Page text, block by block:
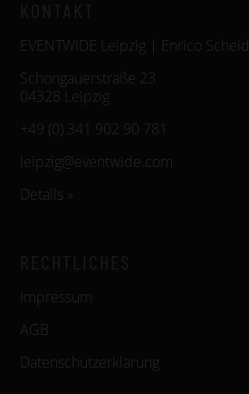
EVENTWIDE Leipzig | Enrico Scheid
Schongauerstraße 23
04328 Leipzig
+49 (0) 341 902 90 781
leipzig@eventwide.com
Details »
Impressum
AGB
Datenschutzerklärung